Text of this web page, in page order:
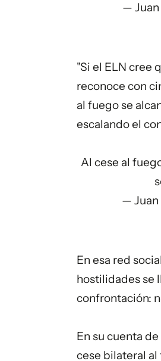
— Juan
"Si el ELN cree
reconoce con
al fuego se
escalando el
Al cese al
— Juan
En esa red
hostilidades se
confrontación:
En su cuenta
cese bilateral